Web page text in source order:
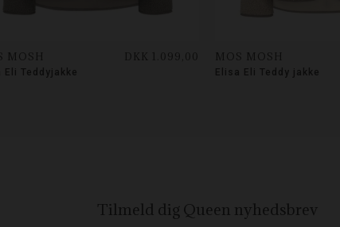
MOSH
Eli Teddyjakke
DKK 1.099,00 MOS MOSH
Elisa Eli Teddy jakke
Tilmeld dig Queen nyhedsbrev